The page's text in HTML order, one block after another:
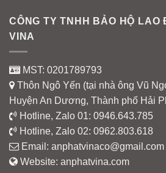
CÔNG TY TNHH BẢO HỘ LAO
VINA
MST: 0201789793
Thôn Ngô Yến (tại nhà ông Vũ
Huyện An Dương, Thành phố Hải
Hotline, Zalo 01: 0946.643.785
Hotline, Zalo 02: 0962.803.618
Email: anphatvinaco@gmail.com
Website: anphatvina.com